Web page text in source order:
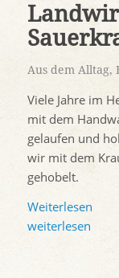
Aus dem Alltag,
Viele Jahre im
mit dem
gelaufen und
wir mit dem
gehobelt.
Weiterlesen
weiterlesen